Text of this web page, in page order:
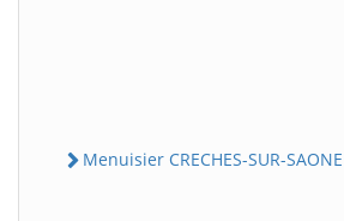
Menuisier CRECHES-SUR-SAONE